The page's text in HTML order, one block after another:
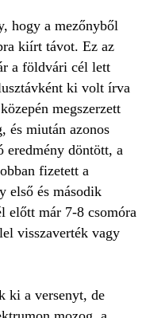
hogy a mezőnyből
kiírt távot. Ez az
a földvári cél lett
ki volt írva
megszerzett
és miután azonos
eredmény döntött, a
fizetett a
első és második
előtt már 7-8 csomóra
visszaverték vagy
ki a versenyt, de